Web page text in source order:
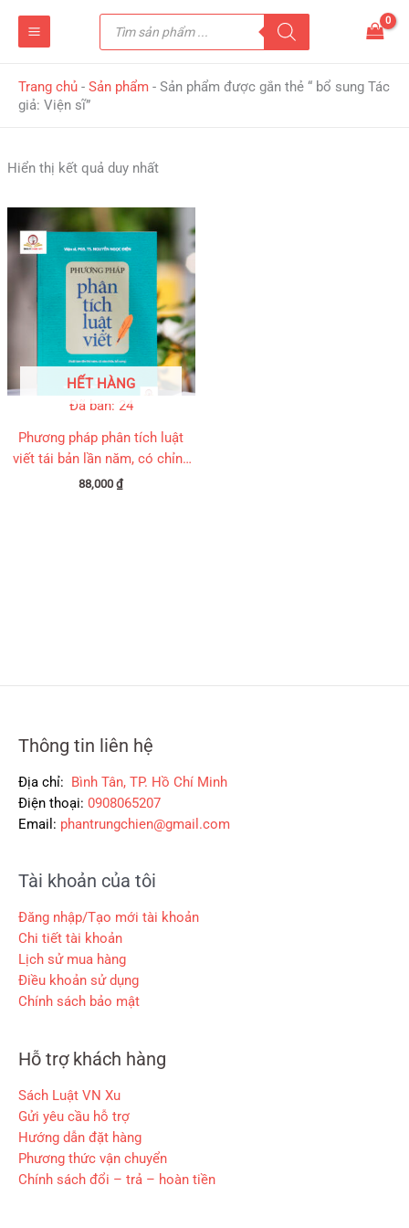
Tìm
kiếm
sản
Trang chủ - Sản phẩm - Sản phẩm được gắn thẻ “ bổ sung Tác
giả: Viện sĩ”
Hiển thị kết quả duy nhất
HẾT HÀNG
Đã bán: 24
Phương pháp phân tích luật
viết tái bản lần năm, có chỉnh
sửa bổ sung
88,000₫
Thông tin liên hệ
Địa chỉ: Bình Tân, TP. Hồ Chí Minh
Điện thoại: 0908065207
Email: phantrungchien@gmail.com
Tài khoản của tôi
Đăng nhập/Tạo mới tài khoản
Chi tiết tài khoản
Lịch sử mua hàng
Điều khoản sử dụng
Chính sách bảo mật
Hỗ trợ khách hàng
Sách Luật VN Xu
Gửi yêu cầu hỗ trợ
Hướng dẫn đặt hàng
Phương thức vận chuyển
Chính sách đổi – trả – hoàn tiền